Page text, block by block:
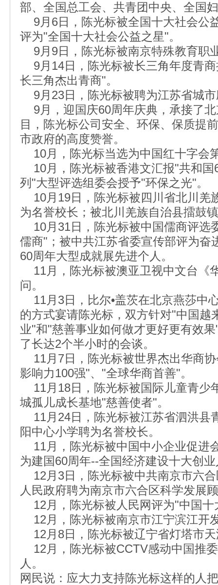
部、全国总工会、共青团中央、全国
9月6日，陈光标被全国十大社会公
评为"全国十大社会公益之星"。
9月9日，陈光标被南京特殊教育职
9月14日，陈光标被长三角年度青
长三角杰出青商"。
9月23日，陈光标被聘为江苏省城
9月，迎国庆60周年庆典，承接了
目，陈光标公司安全、环保、保质提
市政府的高度赞誉。
10月，陈光标当选为中国红十字会
10月，陈光标被香港文汇报"共和国
列"大型评选组委会授予"环保之光"。
10月19日，陈光标被四川省北川羌
为名誉校长；被北川羌族自治县擂鼓
10月31日，陈光标被中国儒商评选
儒商"；被中共江苏省委宣传部评为奋
60周年大型成就展先进个人。
11月，陈光标被澳亚卫视中文台《
问。
11月3日，比尔•盖茨在北京燕莎中
的方式宴请陈光标，双方针对"中国越
业"和"慈善事业如何做才更好更有效
了长达2个半小时的会谈。
11月7日，陈光标被世界杰出华商
影响力100强"、"全球华商首善"。
11月18日，陈光标被国际儿童青少
城孤儿成长基地"慈善使者"。
11月24日，陈光标被江苏省泗洪县
阳中心小学聘为名誉校长。
11月，陈光标被中国中小企业促进
为建国60周年--全国经济建设十大创
12月3日，陈光标被中共南京市六
人民政府聘为南京市六合区科学发展
12月，陈光标被人民网评为"中国十
12月，陈光标被南京市江宁滨江开
12月8日，陈光标被辽宁省灯塔市
12月，陈光标被CCTV感动中国推
人。
网民说：应大力支持陈光标这样的人